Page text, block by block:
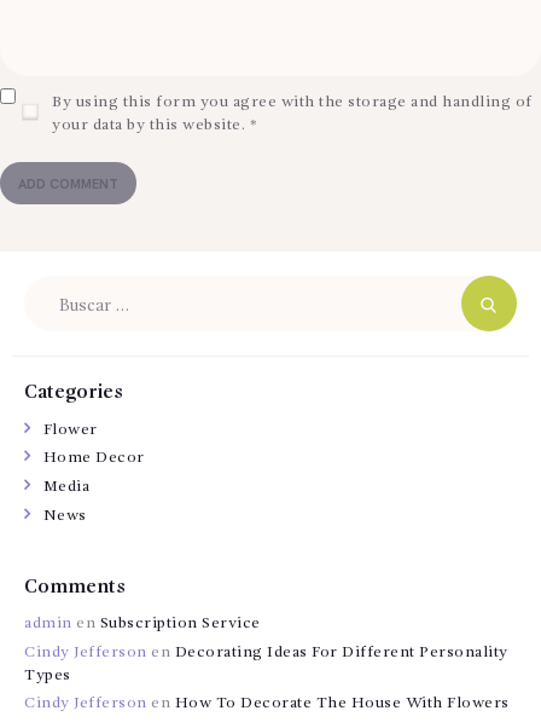
By using this form you agree with the storage and handling of
your data by this website. *
Categories
Flower
Home Decor
Media
News
Comments
admin en Subscription Service
Cindy Jefferson en Decorating Ideas For Different Personality
Types
Cindy Jefferson en How To Decorate The House With Flowers